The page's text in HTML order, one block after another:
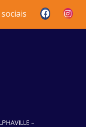
–